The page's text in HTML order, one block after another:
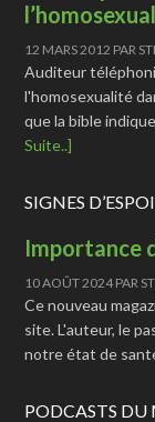
12 MARS 2012 PAR
Auditeur
l'homosexualité
que la bible
Suite..]
SIGNES
Importance
10 AOÛT 2024PAR
Ce nouveau
site. L'auteur, le
notre état de
PODCASTS